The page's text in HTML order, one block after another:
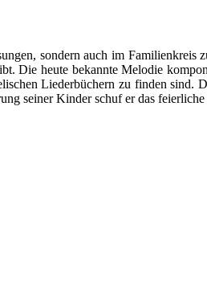
sondern auch im Familienkreis
Die heute bekannte Melodie
Liederbüchern zu finden sind.
seiner Kinder schuf er das